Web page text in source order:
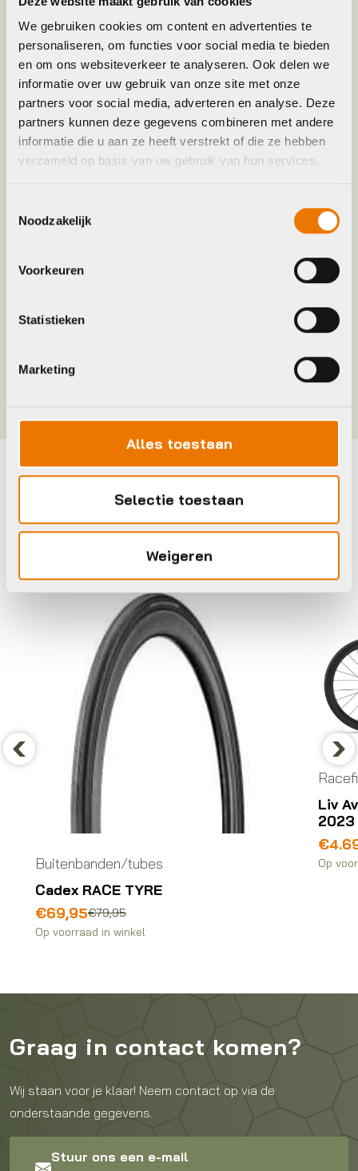
We gebruiken cookies om content en advertenties te
personaliseren, om functies voor social media te bieden
en om ons websiteverkeer te analyseren. Ook delen we
informatie over uw gebruik van onze site met onze
partners voor social media, adverteren en analyse. Deze
partners kunnen deze gegevens combineren met andere
informatie die u aan ze heeft verstrekt of die ze hebben
verzameld op basis van uw gebruik van hun services.
Noodzakelijk
Voorkeuren
Statistieken
Marketing
Alles toestaan
Selectie toestaan
Weigeren
Accu locatie FRAME
Accu oplaadbaar in fiets
Frame Type Lage instap
Rood
FIETS
Op voorraad bij leverancier
Maak je fiets compleet
Previous
Buitenbanden/tubes
Cadex RACE TYRE
€79,95
Oorspronkelijke
prijs
€69,95
Huidige
prijs
Op voorraad in winkel
Liv
2023
prijs
€
prijs
Op
Graag in contact komen?
Wij staan voor je klaar! Neem contact op via de
onderstaande gegevens.
Stuur ons een e-mail